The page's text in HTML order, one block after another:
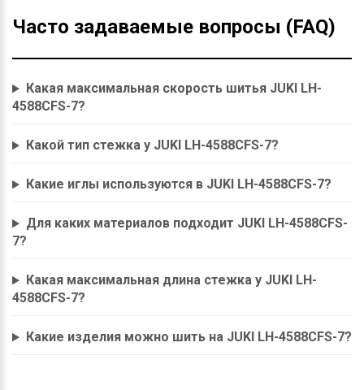
Часто задаваемые вопросы (FAQ)
Какая максимальная скорость шитья JUKI LH-
4588CFS-7?
Какой тип стежка у JUKI LH-4588CFS-7?
Какие иглы используются в JUKI LH-4588CFS-7?
Для каких материалов подходит JUKI LH-4588CFS-
7?
Какая максимальная длина стежка у JUKI LH-
4588CFS-7?
Какие изделия можно шить на JUKI LH-4588CFS-7?